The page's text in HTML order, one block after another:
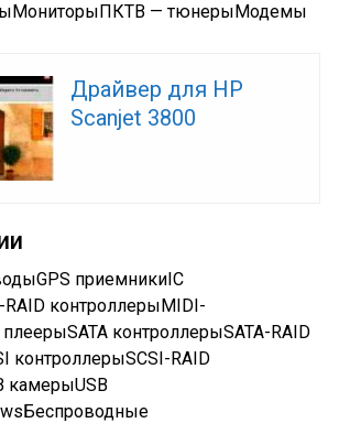
МониторыПКТВ — тюнерыМодемы
Драйвер для HP
Scanjet 3800
GPS приемникиIC
RAID контроллерыMIDI-
плеерыSATA контроллерыSATA-RAID
контроллерыSCSI-RAID
камерыUSB
Беспроводные